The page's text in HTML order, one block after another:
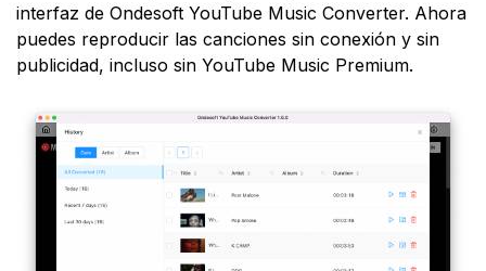
interfaz de Ondesoft YouTube Music Converter. Ahora
puedes reproducir las canciones sin conexión y sin
publicidad, incluso sin YouTube Music Premium.